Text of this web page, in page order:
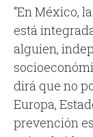
“En México,
está
alguien,
dirá que no
Europa,
prevención